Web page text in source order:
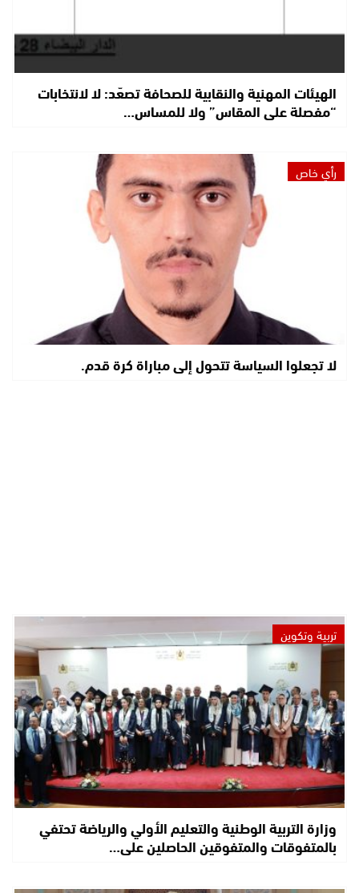
الهيئات المهنية والنقابية للصحافة تصعّد: لا لانتخابات
“مفصلة على المقاس” ولا للمساس…
رأي خاص
لا تجعلوا السياسة تتحول إلى مباراة كرة قدم.
تربية وتكوين
وزارة التربية الوطنية والتعليم الأولي والرياضة تحتفي
بالمتفوقات والمتفوقين الحاصلين على…